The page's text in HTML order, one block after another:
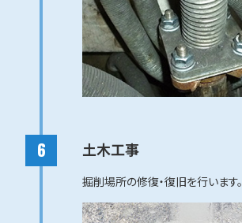
土木工事
掘削場所の修復・復旧を行います。